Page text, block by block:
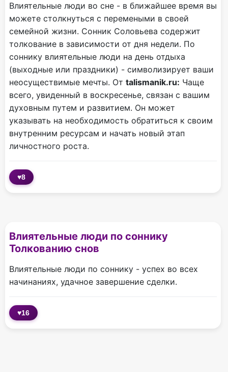
Влиятельные люди во сне - в ближайшее время вы
можете столкнуться с перемеными в своей
семейной жизни. Сонник Соловьева содержит
толкование в зависимости от дня недели. По
соннику влиятельные люди на день отдыха
(выходные или праздники) - символизирует ваши
неосуществимые мечты. От talismanik.ru: Чаще
всего, увиденный в воскресенье, связан с вашим
духовным путем и развитием. Он может
указывать на необходимость обратиться к своим
внутренним ресурсам и начать новый этап
личностного роста.
♥8
Влиятельные люди по соннику
Толкованию снов
Влиятельные люди по соннику - успех во всех
начинаниях, удачное завершение сделки.
♥16